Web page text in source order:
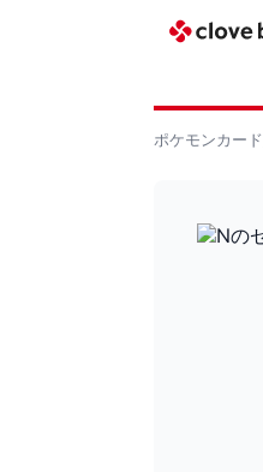
ポケモンカード